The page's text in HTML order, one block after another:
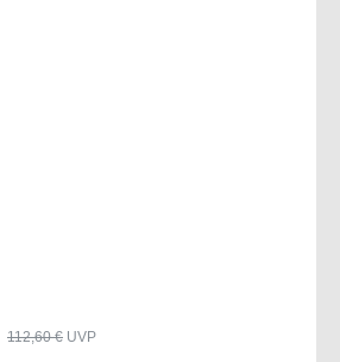
112,60 € UVP